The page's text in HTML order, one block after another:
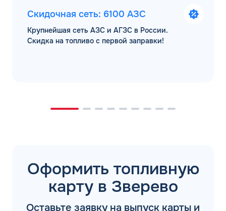
Скидочная сеть: 6100 АЗС
Крупнейшая сеть АЗС и АГЗС в России.
Скидка на топливо с первой заправки!
Оформить топливную
карту в Зверево
Оставьте заявку на выпуск карты и